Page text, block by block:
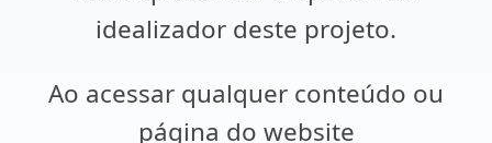
idealizador deste projeto.
Ao acessar qualquer conteúdo ou
página do website